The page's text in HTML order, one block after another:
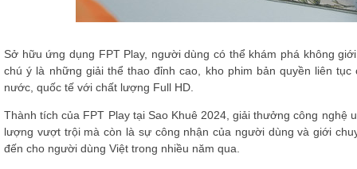
Sở hữu ứng dụng FPT Play, người dùng có thể khám phá không
chú ý là những giải thể thao đỉnh cao, kho phim bản quyền liên
nước, quốc tế với chất lượng Full HD.
Thành tích của FPT Play tại Sao Khuê 2024, giải thưởng công nghệ
lượng vượt trội mà còn là sự công nhận của người dùng và giới
đến cho người dùng Việt trong nhiều năm qua.